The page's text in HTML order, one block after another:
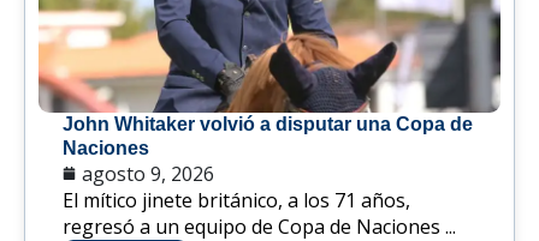
John Whitaker volvió a disputar una Copa de
Naciones
agosto 9, 2026
El mítico jinete británico, a los 71 años,
regresó a un equipo de Copa de Naciones ...